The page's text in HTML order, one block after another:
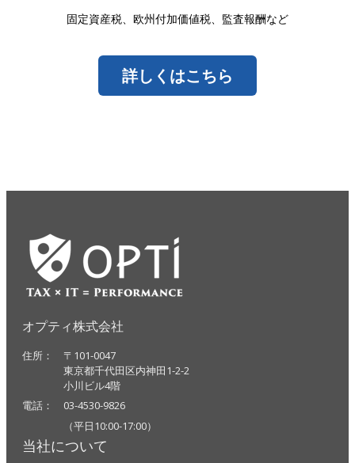
固定資産税、欧州付加価値税、監査報酬など
詳しくはこちら
オプティ株式会社
住所： 〒101-0047
東京都千代田区内神田1-2-2
小川ビル4階
電話： 03-4530-9826
（平日10:00-17:00）
当社について